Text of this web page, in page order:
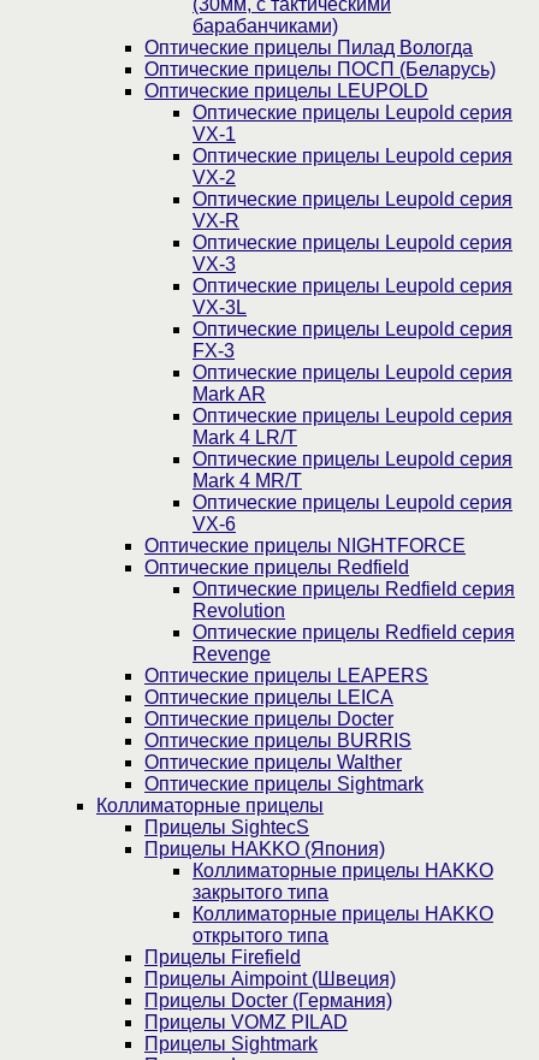
(30мм, c тактическими
барабанчиками)
Оптические прицелы Пилад Вологда
Оптические прицелы ПОСП (Беларусь)
Оптические прицелы LEUPOLD
Оптические прицелы Leupold серия
VX-1
Оптические прицелы Leupold серия
VX-2
Оптические прицелы Leupold серия
VX-R
Оптические прицелы Leupold серия
VX-3
Оптические прицелы Leupold серия
VX-3L
Оптические прицелы Leupold серия
FX-3
Оптические прицелы Leupold серия
Mark AR
Оптические прицелы Leupold серия
Mark 4 LR/T
Оптические прицелы Leupold серия
Mark 4 MR/T
Оптические прицелы Leupold серия
VX-6
Оптические прицелы NIGHTFORCE
Оптические прицелы Redfield
Оптические прицелы Redfield серия
Revolution
Оптические прицелы Redfield серия
Revenge
Оптические прицелы LEAPERS
Оптические прицелы LEICA
Оптические прицелы Docter
Оптические прицелы BURRIS
Оптические прицелы Walther
Оптические прицелы Sightmark
Коллиматорные прицелы
Прицелы SightecS
Прицелы HAKKO (Япония)
Коллиматорные прицелы HAKKO
закрытого типа
Коллиматорные прицелы HAKKO
открытого типа
Прицелы Firefield
Прицелы Aimpoint (Швеция)
Прицелы Docter (Германия)
Прицелы VOMZ PILAD
Прицелы Sightmark